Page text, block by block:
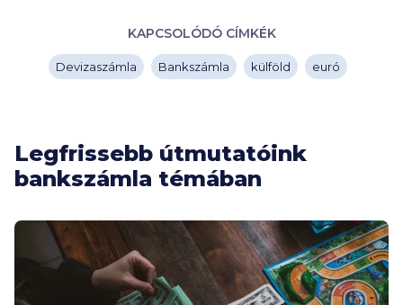
KAPCSOLÓDÓ CÍMKÉK
Devizaszámla Bankszámla külföld euró
Legfrissebb útmutatóink
bankszámla témában